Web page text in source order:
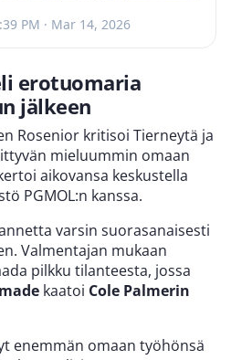
PM · Mar 14, 2026
erotuomaria
jälkeen
Rosenior kritisoi Tierneytä ja
mieluummin omaan
aikovansa keskustella
PGMOL:n kanssa.
varsin suorasanaisesti
Valmentajan mukaan
pilkku tilanteesta, jossa
kaatoi Cole Palmerin
enemmän omaan työhönsä